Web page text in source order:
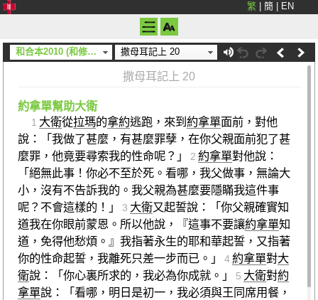
繁 簡 EN
和合本2010 (和修) (神版) 撒母耳記上 20
撒母耳記上 20
約拿單幫助大衛
1 大衛從拉瑪的拿約逃跑，來到約拿單面前，對他
說：「我做了甚麼，有甚麼罪孽，在你父親面前犯了甚
麼罪，他竟要尋索我的性命呢？」
2 約拿單對他說：
「絕無此事！你必不至於死。看哪，我父做事，無論大
小，沒有不告訴我的。我父親為甚麼要隱瞞我這件事
呢？不會這樣的！」
3 大衛又起誓說：「你父親確實知
道我在你眼前蒙恩。所以他說，『這事不要讓約拿單知
道，免得他愁煩。』我指著永生的耶和華起誓，又指著
你的性命起誓，我離死只差一步而已。」
4約拿單對大
衛說：「你心裏所求的，我必為你成就。」 5 大衛對約
拿單說：「看哪，明日是初一，我必須與王同席用餐，